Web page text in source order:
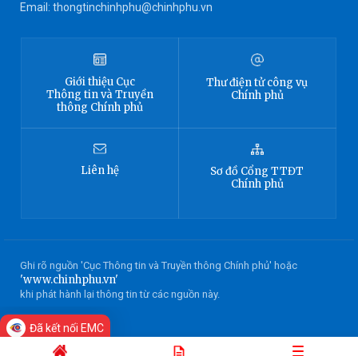
Email: thongtinchinhphu@chinhphu.vn
Giới thiệu Cục
Thông tinvà Truyền
thông Chính phủ
Thư điện tử công vụ
Chính phủ
Liên hệ Sơ đồ Cổng TTĐT
Chính phủ
Ghi rõ nguồn 'Cục Thông tin và Truyền thông Chính phủ' hoặc
'www.chinhphu.vn'
khi phát hành lại thông tin từ các nguồn này.
Đã kết nối EMC